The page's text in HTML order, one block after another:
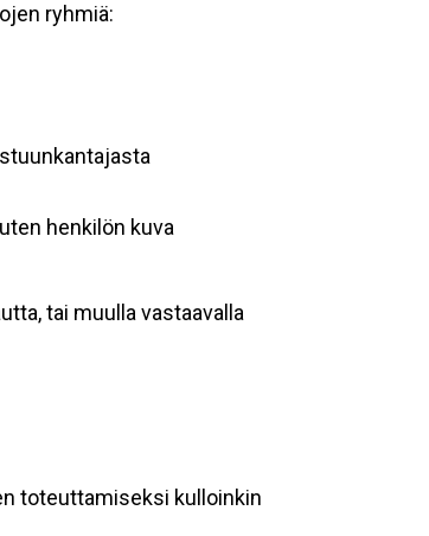
ryhmiä:
henkilön kuva
tai muulla vastaavalla
toteuttamiseksi kulloinkin